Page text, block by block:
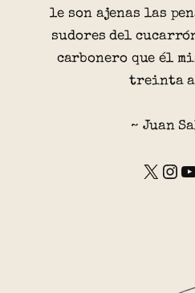
le son ajenas las
sudores del
carbonero que él
treinta
~ Juan
X Instagram YouTube